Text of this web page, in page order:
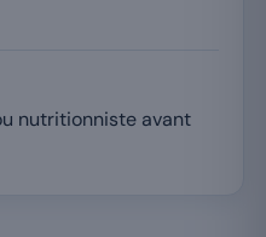
nutritionniste avant